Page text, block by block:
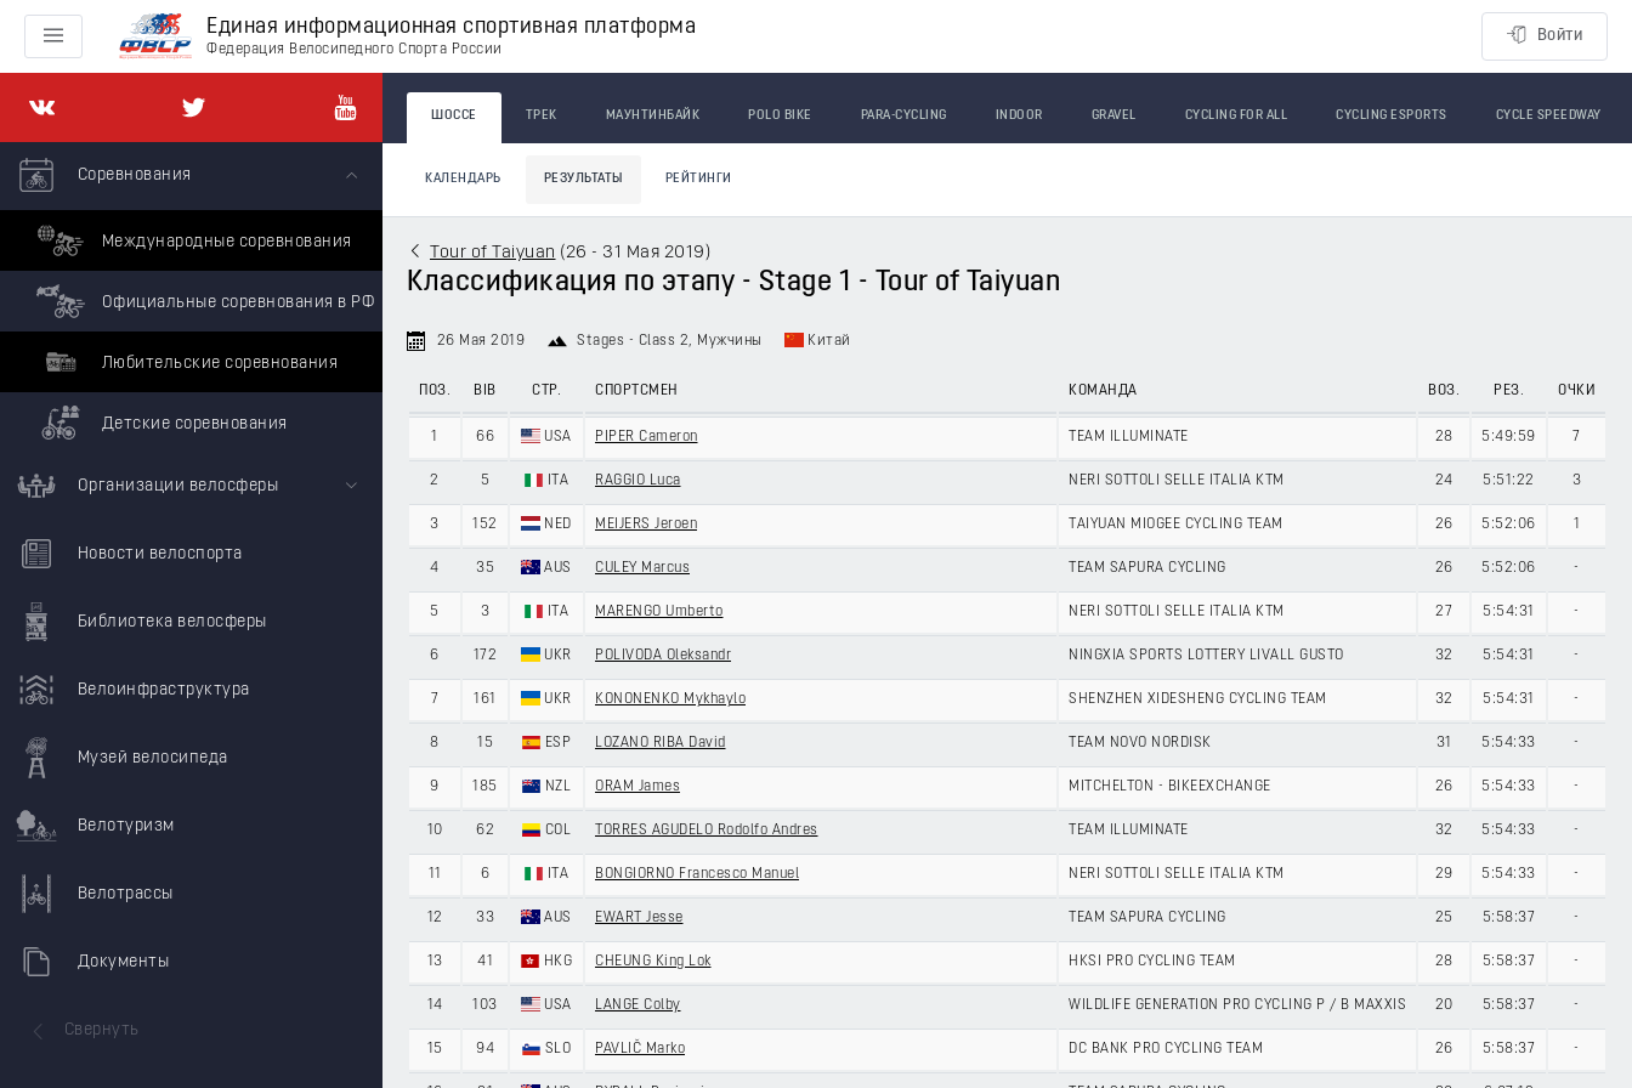
Единая информационная спортивная платформа
Федерация Велосипедного Спорта России
Войти
Соревнования
Международные соревнования
Официальные соревнования в РФ
Любительские соревнования
Детские соревнования
Организации велосферы
Новости велоспорта
Библиотека велосферы
Велоинфраструктура
Музей велосипеда
Велотуризм
Велотрассы
Документы
Свернуть
ШОССЕ ТРЕК МАУНТИНБАЙК POLO BIKE PARA-CYCLING INDOOR GRAVEL CYCLING FOR ALL CYCLING ESPORTS CYCLE SPEEDWAY
КАЛЕНДАРЬ РЕЗУЛЬТАТЫ РЕЙТИНГИ
Tour of Taiyuan (26 - 31 Мая 2019 )
Классификация по этапу - Stage 1 - Tour of Taiyuan
26 Мая 2019 Stages - Class 2, Мужчины Китай
ПОЗ. BIB СТР. СПОРТСМЕН КОМАНДА ВОЗ. РЕЗ. ОЧКИ
1 66 USA PIPER Cameron TEAM ILLUMINATE 28 5:49:59 7
2 5 ITA RAGGIO Luca NERI SOTTOLI SELLE ITALIA KTM 24 5:51:22 3
3 152 NED MEIJERS Jeroen TAIYUAN MIOGEE CYCLING TEAM 26 5:52:06 1
4 35 AUS CULEY Marcus TEAM SAPURA CYCLING 26 5:52:06 -
5 3 ITA MARENGO Umberto NERI SOTTOLI SELLE ITALIA KTM 27 5:54:31 -
6 172 UKR POLIVODA Oleksandr NINGXIA SPORTS LOTTERY LIVALL GUSTO 32 5:54:31 -
7 161 UKR KONONENKO Mykhaylo SHENZHEN XIDESHENG CYCLING TEAM 32 5:54:31 -
8 15 ESP LOZANO RIBA David TEAM NOVO NORDISK 31 5:54:33 -
9 185 NZL ORAM James MITCHELTON - BIKEEXCHANGE 26 5:54:33 -
10 62 COL TORRES AGUDELO Rodolfo Andres TEAM ILLUMINATE 32 5:54:33 -
11 6 ITA BONGIORNO Francesco Manuel NERI SOTTOLI SELLE ITALIA KTM 29 5:54:33 -
12 33 AUS EWART Jesse TEAM SAPURA CYCLING 25 5:58:37 -
13 41 HKG CHEUNG King Lok HKSI PRO CYCLING TEAM 28 5:58:37 -
14 103 USA LANGE Colby WILDLIFE GENERATION PRO CYCLING P / B MAXXIS 20 5:58:37 -
15 94 SLO PAVLIČ Marko DC BANK PRO CYCLING TEAM 26 5:58:37 -